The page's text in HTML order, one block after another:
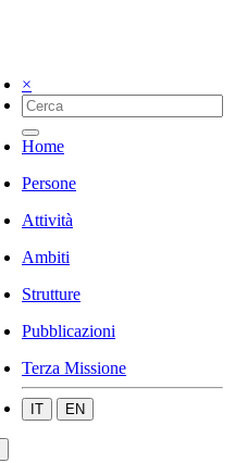
×
Home
Persone
Attività
Ambiti
Strutture
Pubblicazioni
Terza Missione
IT EN